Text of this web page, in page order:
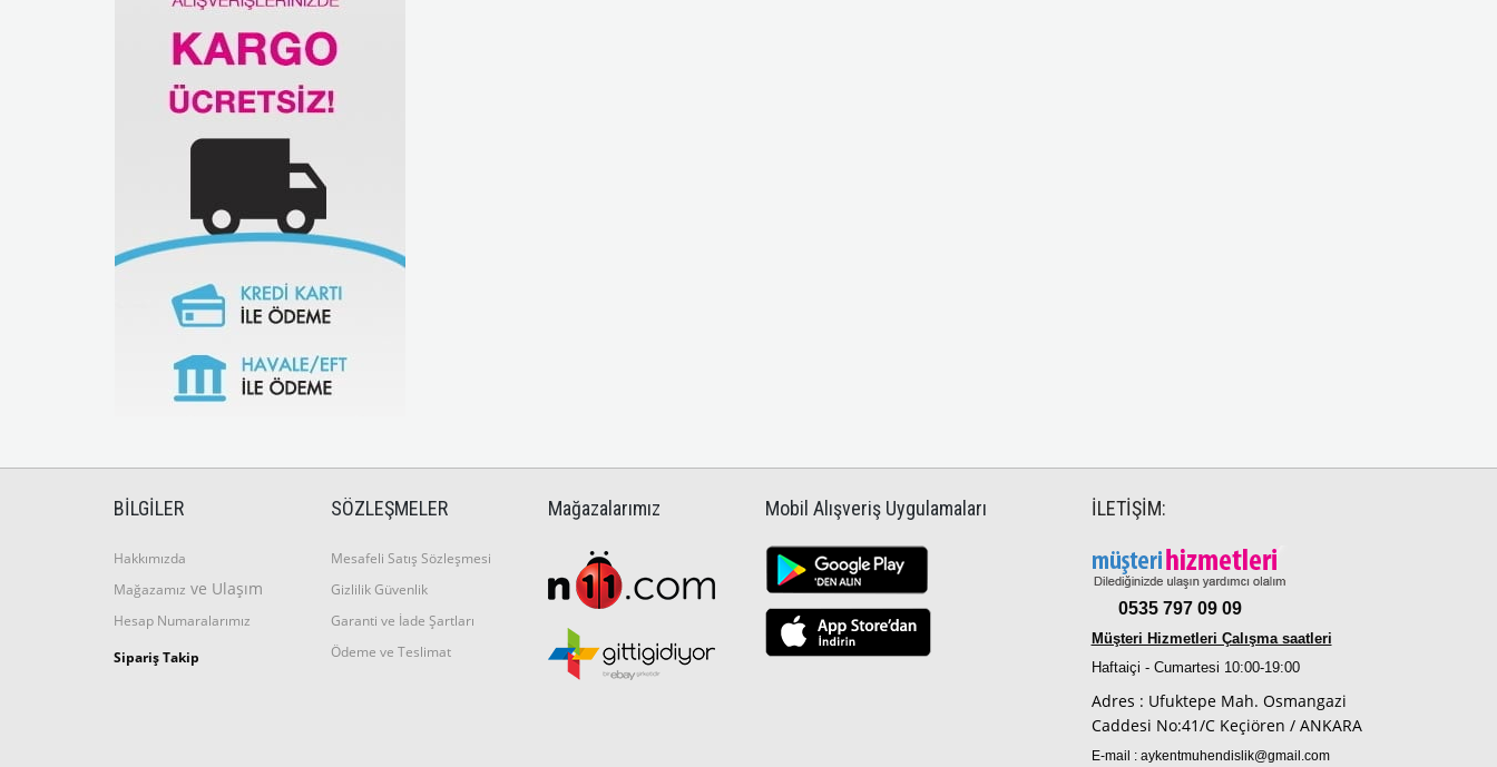
BİLGİLER
Hakkımızda
Mağazamız ve Ulaşım
Hesap Numaralarımız
Sipariş Takip
SÖZLEŞMELER
Mesafeli Satış Sözleşmesi
Gizlilik Güvenlik
Garanti ve İade Şartları
Ödeme ve Teslimat
Mağazalarımız Mobil Alışveriş Uygulamaları İLETİŞİM:
0535 797 09 09
Müşteri Hizmetleri Çalışma saatleri
Haftaiçi - Cumartesi 10:00-19:00
Adres : Ufuktepe Mah. Osmangazi
Caddesi No:41/C Keçiören / ANKARA
E-mail : aykentmuhendislik@gmail.com